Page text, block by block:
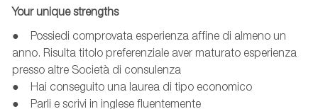
Your unique strengths
● Possiedi comprovata esperienza affine di almeno un
anno. Risulta titolo preferenziale aver maturato esperienza
presso altre Società di consulenza
● Hai conseguito una laurea di tipo economico
● Parli e scrivi in inglese fluentemente